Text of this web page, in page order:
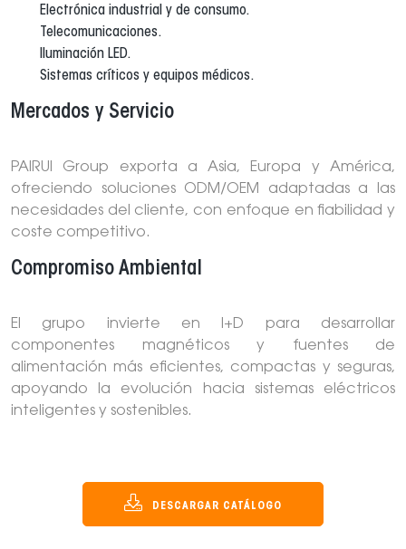
Electrónica industrial y de consumo.
Telecomunicaciones.
Iluminación LED.
Sistemas críticos y equipos médicos.
Mercados y Servicio
PAIRUI Group exporta a Asia, Europa y América,
ofreciendo soluciones ODM/OEM adaptadas a las
necesidades del cliente, con enfoque en fiabilidad y
coste competitivo.
Compromiso Ambiental
El grupo invierte en I+D para desarrollar
componentes magnéticos y fuentes de
alimentación más eficientes, compactas y seguras,
apoyando la evolución hacia sistemas eléctricos
inteligentes y sostenibles.
DESCARGAR CATÁLOGO